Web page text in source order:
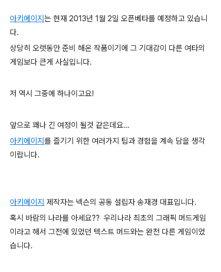
아키에이지는 현재 2013년 1월 2일 오픈베타를 예정하고 있습니
다.
상당히 오랫동안 준비 해온 작품이기에 그 기대감이 다른 여타의
게임보다 큰게 사실입니다.
저 역시 그중에 하나이고요!
앞으로 꽤나 긴 여정이 될것 같은데요...
아키에이지를 즐기기 위한 여러가지 팁과 경험을 계속 담을 생각
이랍니다.
아키에이지 제작자는 넥슨의 공동 설립자 송재경 대표입니다.
혹시 바람의 나라를 아세요?? 우리나라 최초의 그래픽 머드게임
이라고 해서 그전에 있었던 텍스트 머드와는 완전 다른 게임이었
습니다.